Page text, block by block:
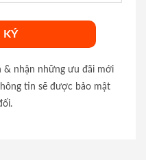
& nhận những ưu đãi mới
tin sẽ được bảo mật